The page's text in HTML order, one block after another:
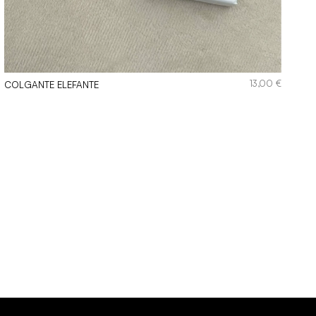
COLGANTE ELEFANTE 13,00€
AL AGUA